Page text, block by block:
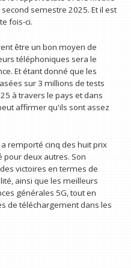
semestre 2025. Et il est
fois-ci.
être un bon moyen de
téléphoniques sera le
Et étant donné que les
sur 3 millions de tests
à travers le pays et dans
affirmer qu'ils sont assez
remporté cinq des huit prix
pour deux autres. Son
victoires en termes de
ainsi que les meilleurs
générales 5G, tout en
de téléchargement dans les